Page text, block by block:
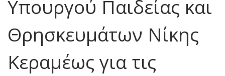
Υπουργού Παιδείας και
Θρησκευμάτων Νίκης
Κεραμέως για τις